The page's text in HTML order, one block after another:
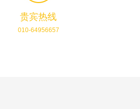
贵宾热线
010-64956657